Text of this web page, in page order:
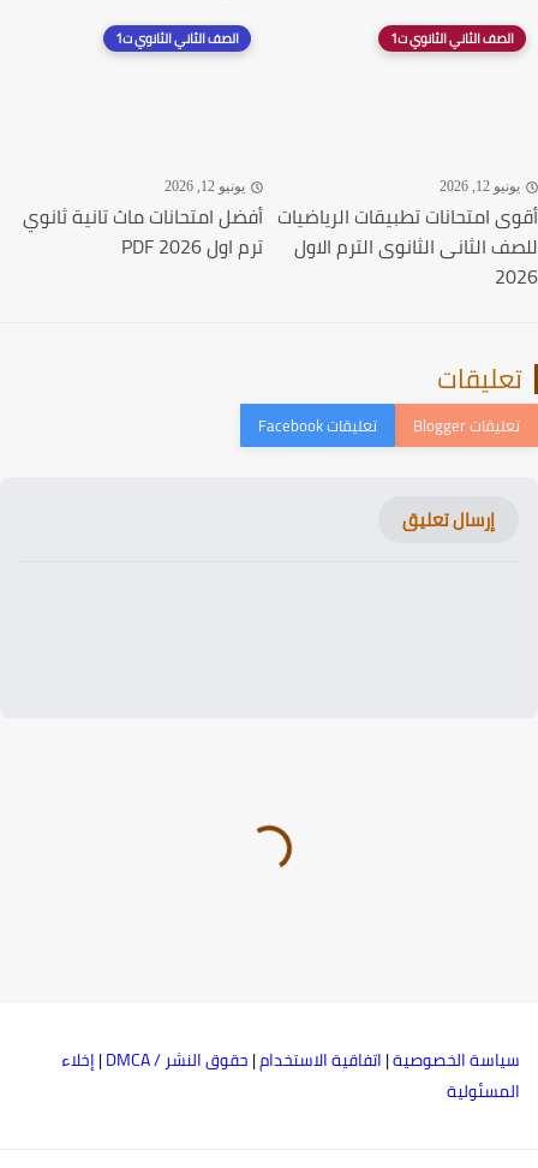
الصف الثاني الثانوي ت1
12, 2026
امتحانات تطبيقات الرياضيات
الثانى الثانوى الترم الاول
الصف الثاني الثانوي ت1
يونيو 12, 2026
أفضل امتحانات ماث تانية ثانوي
ترم اول 2026 PDF
إرسال تعليق
الخصوصية|اتفاقية الاستخدام|حقوق النشر / DMCA |إخلاء